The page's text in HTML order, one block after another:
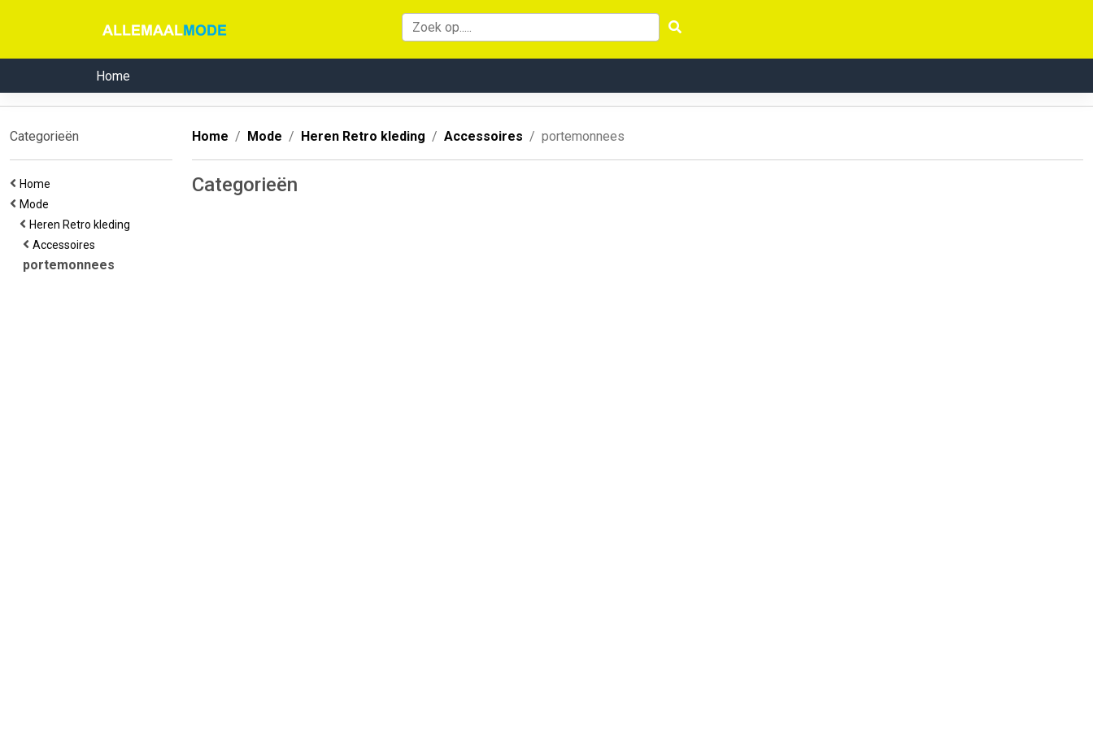
Home
Categorieën
Home
Mode
Heren Retro kleding
Accessoires
portemonnees
Home Mode Heren Retro kleding Accessoires portemonnees
Categorieën